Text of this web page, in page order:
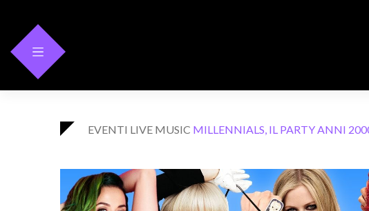
content
EVENTI LIVE MUSIC MILLENNIALS, IL PARTY ANNI